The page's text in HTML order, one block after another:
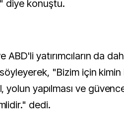
diye konuştu.
ABD'li yatırımcıların da
"Bizim için kimin
yolun yapılması ve
dedi.